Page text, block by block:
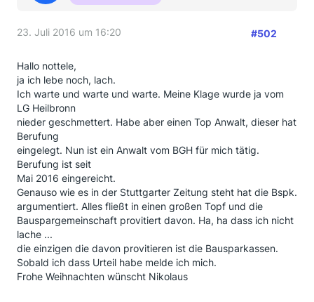
verbraucherfreundliches Grundsatzurteil des
Erbengemeinschaft auf Erstattung von rund 17000
Euro Darlehensgebühr zuzüglich Zinsen, Gerichts-
und Anwaltskosten vor dem Oberlandesgericht
Stuttgart akzeptiert. Die Oberlandesrichter hatten
keinen Zweifel daran gelassen, dass sie die
Bausparkasse zur Erstattung verurteilen werden.
Offenbar glaubt Wüstenrot auch nicht mehr daran,
dass der Bundesgerichtshof Gebühren für
Bauspardarlehen für rechtmäßig halten wird. Das
Anerkenntnisurteil ist jedenfalls rechtskräftig. Weitere
Details zum Verfahren imausführlichen Bericht der
Stuttgarter Zeitung
.
Das müsste Dir,@Nikolausund allen, die noch im
Streit mit ihrer BSpK liegen, Auftrieb gegeben haben,
23. Juli 2016 um 16:20 #502
Hallo nottele,
ja ich lebe noch, lach.
Ich warte und warte und warte. Meine Klage wurde ja vom
LG Heilbronn
nieder geschmettert. Habe aber einen Top Anwalt, dieser hat
Berufung
eingelegt. Nun ist ein Anwalt vom BGH für mich tätig.
Berufung ist seit
Mai 2016 eingereicht.
Genauso wie es in der Stuttgarter Zeitung steht hat die Bspk.
argumentiert. Alles fließt in einen großen Topf und die
Bauspargemeinschaft provitiert davon. Ha, ha dass ich nicht
lache ...
die einzigen die davon provitieren ist die Bausparkassen.
Sobald ich dass Urteil habe melde ich mich.
Frohe Weihnachten wünscht Nikolaus